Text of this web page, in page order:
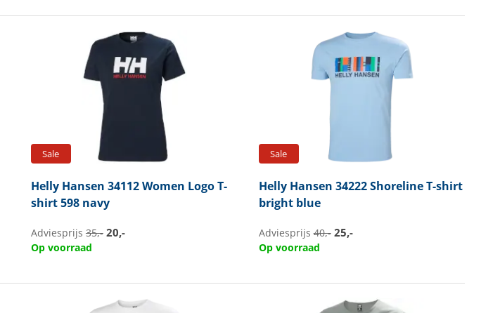
Sale
Helly Hansen 34112 Women Logo T-
shirt 598 navy
Adviesprijs 35,- 20,-
Op voorraad
Sale
Helly Hansen 34222 Shoreline T-shirt
bright blue
Adviesprijs40,- 25,-
Op voorraad